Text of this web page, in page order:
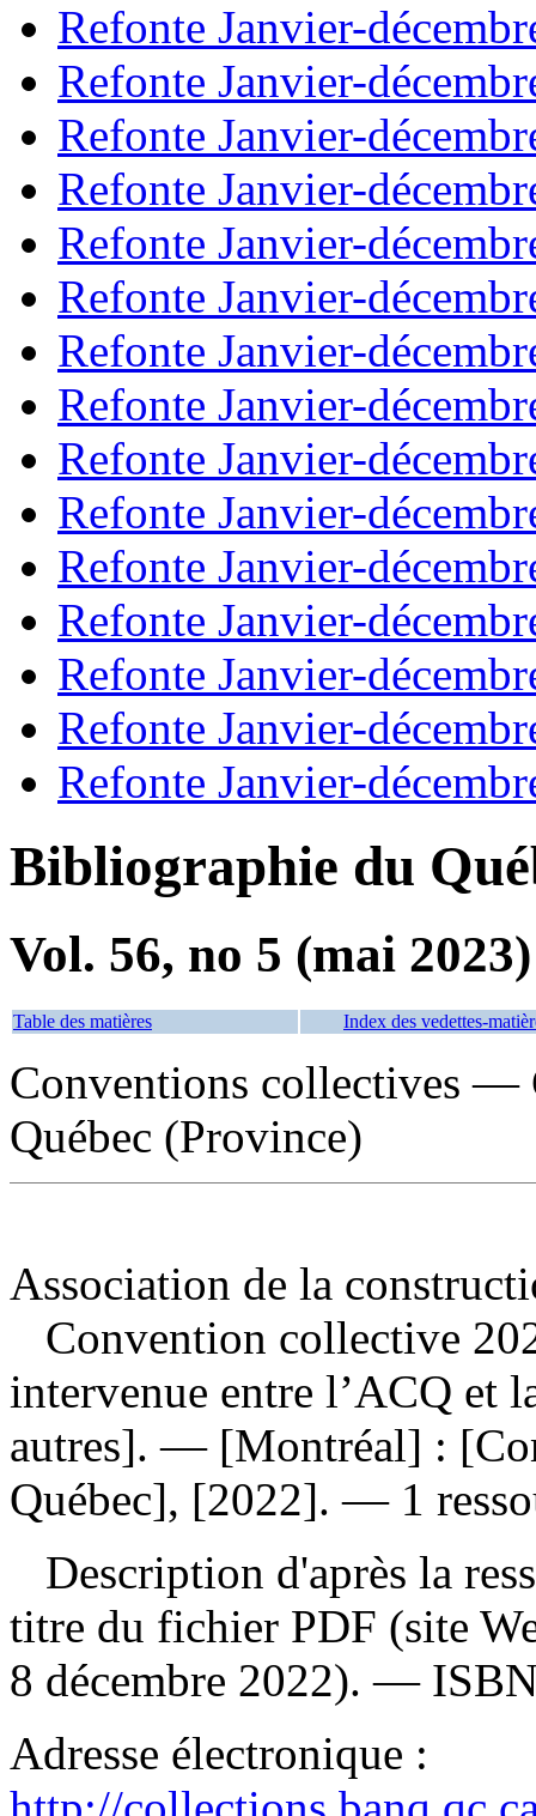
Refonte Janvier-
Refonte Janvier-
Refonte Janvier-
Refonte Janvier-
Refonte Janvier-
Refonte Janvier-
Refonte Janvier-
Refonte Janvier-
Refonte Janvier-
Refonte Janvier-
Refonte Janvier-
Refonte Janvier-
Refonte Janvier-
Refonte Janvier-
Refonte Janvier-
Bibliographie du
Vol. 56, no 5 (mai 2023)
Table des matières Index des vedettes-
Conventions collectives
Québec (Province)
Association de la
Convention collective
intervenue entre l’ACQ et
autres]. — [Montréal] :
Québec], [2022]. — 1
Description d'après la
titre du fichier PDF (site
8 décembre 2022). —
Adresse électronique :